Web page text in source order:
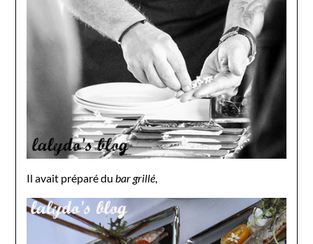
Il avait préparé dubar grillé,